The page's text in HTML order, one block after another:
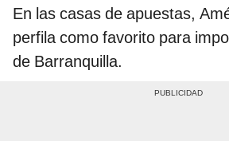
En las casas de apuestas,
perfila como favorito para
de Barranquilla.